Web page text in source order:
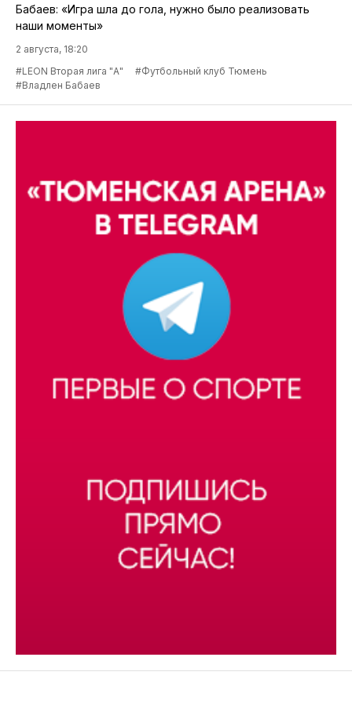
Бабаев: «Игра шла до гола, нужно было реализовать
наши моменты»
2 августа, 18:20
#LEON Вторая лига "А"
#Футбольный клуб Тюмень
#Владлен Бабаев